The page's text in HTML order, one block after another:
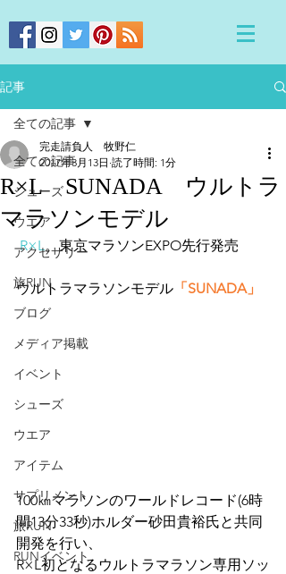
記事
全ての記事
シューズ
ウエア
アクセサリー
旅RUN
ブログ
メディア掲載
イベント
シューズ
ウエア
アイテム
サプリメント
旅RUN
RUNイベント
全ての記事
R×L SUNADA ウルトラ
マラソンモデル
完走請負人 牧野仁
2017年3月13日 読了時間: 1分
R×L。東京マラソンEXPO先行発売
ウルトラマラソンモデル 「SUNADA」
100㎞マラソンのワールドレコード(6時
間13分33秒)ホルダー砂田貴裕氏と共同
開発を行い、
R×L初となるウルトラマラソン専用ソッ